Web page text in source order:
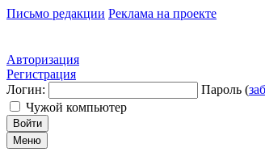
Письмо редакции Реклама на проекте
Авторизация
Регистрация
Логин:
Пароль (
Чужой компьютер
Войти
Меню